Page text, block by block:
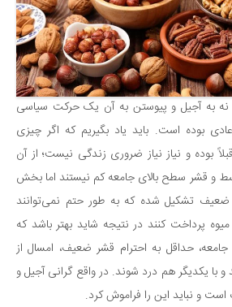
نه به آجیل و پیوستن به آن یک حرکت سیاسی
بوده است. باید یاد بگیریم که اگر چیزی
بوده و نیاز نیاز ضروری زندگی نیست؛ از آن
و قشر سطح بالای جامعه کم نیستند اما بخش
ضعیف تشکیل شده که به طور حتم نمی‌توانند
پرداخت کنند در نتیجه شاید بهتر باشد که
حداقل به احترام قشر ضعیف، امسال از
با یکدیگر هم درد شوند. در واقع گرانی آجیل و
و نباید این را فراموش کرد.